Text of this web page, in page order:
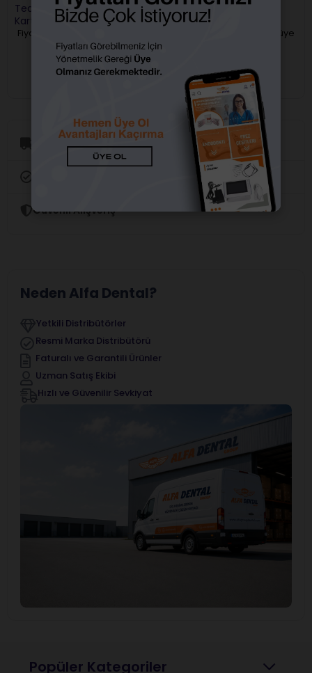
Tealth Işıklı Aeratör Kavo
Kartuşlu 2 Girişli
Fiyatları görebilmek için üye
girişi yapmalısınız.
Tealth Adaptör Çevirici
2/4 Dönüştürücü
Fiyatları görebilmek için üye
Aynı Gün Kargo
Güvenli Alışveriş
Neden Alfa Dental?
Yetkili Distribütörler
Resmi Marka Distribütörü
Faturalı ve Garantili Ürünler
Uzman Satış Ekibi
Hızlı ve Güvenilir Sevkiyat
Popüler Kategoriler